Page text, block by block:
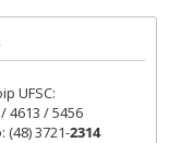
UFSC:
4613 / 5456
3721-2314